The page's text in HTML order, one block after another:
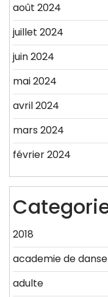
août 2024
juillet 2024
juin 2024
mai 2024
avril 2024
mars 2024
février 2024
2018
academie de danse
adulte